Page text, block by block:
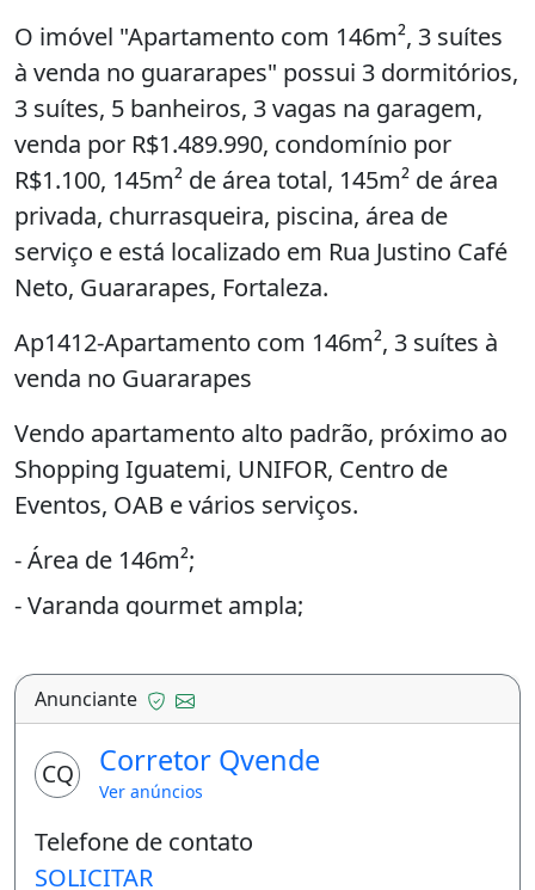
O imóvel "Apartamento com 146m², 3 suítes
à venda no guararapes" possui 3 dormitórios,
3 suítes, 5 banheiros, 3 vagas na garagem,
venda por R$1.489.990, condomínio por
R$1.100, 145m² de área total, 145m² de área
privada, churrasqueira, piscina, área de
serviço e está localizado em Rua Justino Café
Neto, Guararapes, Fortaleza.
Ap1412-Apartamento com 146m², 3 suítes à
venda no Guararapes
Vendo apartamento alto padrão, próximo ao
Shopping Iguatemi, UNIFOR, Centro de
Eventos, OAB e vários serviços.
- Área de 146m²;
- Varanda gourmet ampla;
- Rouparia;
- 3 suítes (todas com armários);
- Suíte master com closet e varanda;
- Banheiro suíte master com bancada dupla;
- Lavabo;
Anunciante
CQ Corretor Qvende
Ver anúncios
Telefone de contato
SOLICITAR